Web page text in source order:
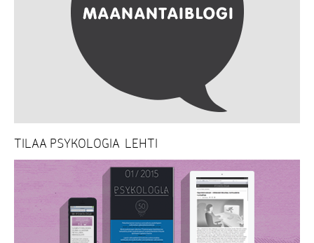
TILAA PSYKOLOGIA-LEHTI